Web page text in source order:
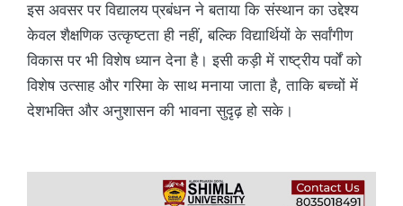
इस अवसर पर विद्यालय प्रबंधन ने बताया कि संस्थान का उद्देश्य
केवल शैक्षणिक उत्कृष्टता ही नहीं, बल्कि विद्यार्थियों के सर्वांगीण
विकास पर भी विशेष ध्यान देना है। इसी कड़ी में राष्ट्रीय पर्वों को
विशेष उत्साह और गरिमा के साथ मनाया जाता है, ताकि बच्चों में
देशभक्ति और अनुशासन की भावना सुदृढ़ हो सके।